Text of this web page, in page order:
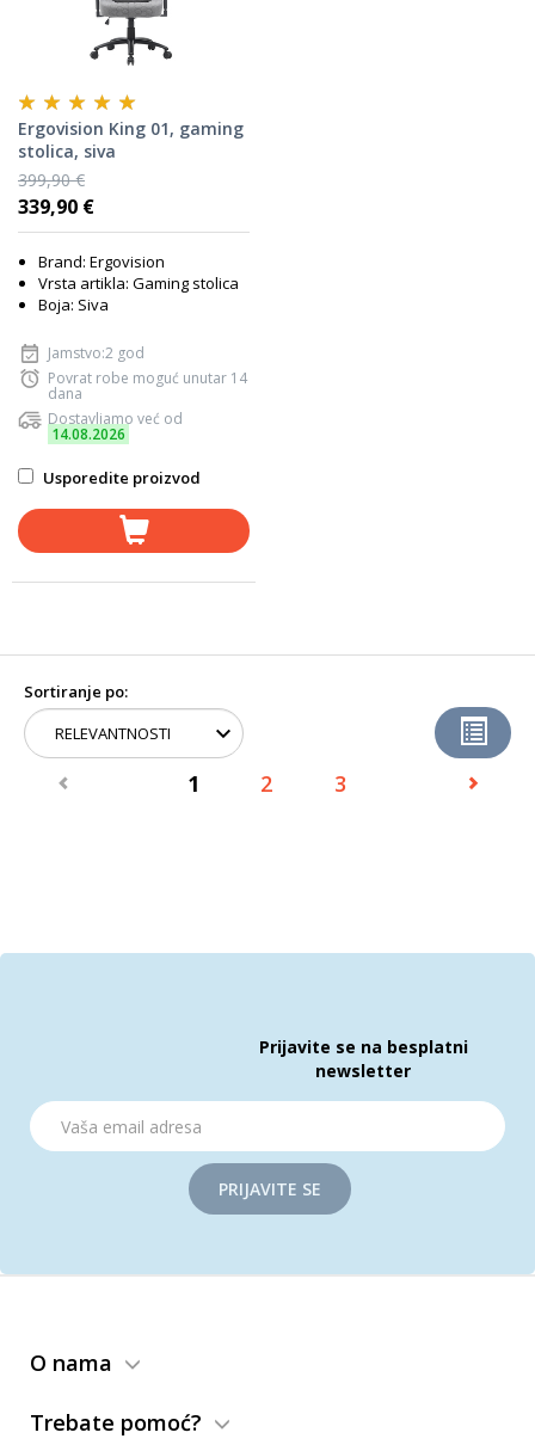
Ergovision King 01, gaming
stolica, siva
399,90 €
339,90 €
Brand: Ergovision
Vrsta artikla: Gaming stolica
Boja: Siva
Jamstvo:2 god
Povrat robe moguć unutar 14
dana
Dostavljamo već od
14.08.2026
Usporedite proizvod
Sortiranje po:
1 2 3
Prijavite se na besplatni
newsletter
PRIJAVITE SE
O nama
Trebate pomoć?